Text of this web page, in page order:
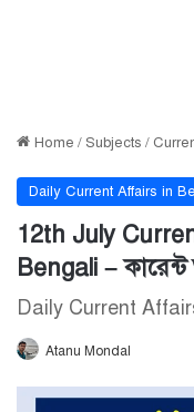
Home / Subjects /
Daily Current Affairs in
12th July
Bengali – কারেন্ট
Daily Current
Atanu Mondal